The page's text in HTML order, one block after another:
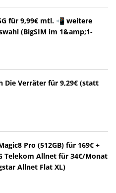
für 9,99€ mtl. 📲 weitere
(BigSIM im 1&amp;1-
Die Verräter für 9,29€ (statt
Pro (512GB) für 169€ +
Telekom Allnet für 34€/Monat
Allnet Flat XL)